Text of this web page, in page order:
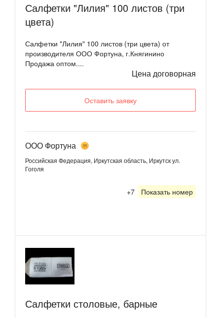
Салфетки "Лилия" 100 листов (три
цвета)
Салфетки "Лилия" 100 листов (три цвета) от
производителя ООО Фортуна, г.Княгинино
Продажа оптом....
Цена договорная
Оставить заявку
ООО Фортуна 11
Российская Федерация, Иркутская область, Иркутскул.
Гоголя
+7 Показать номер
Салфетки столовые, барные